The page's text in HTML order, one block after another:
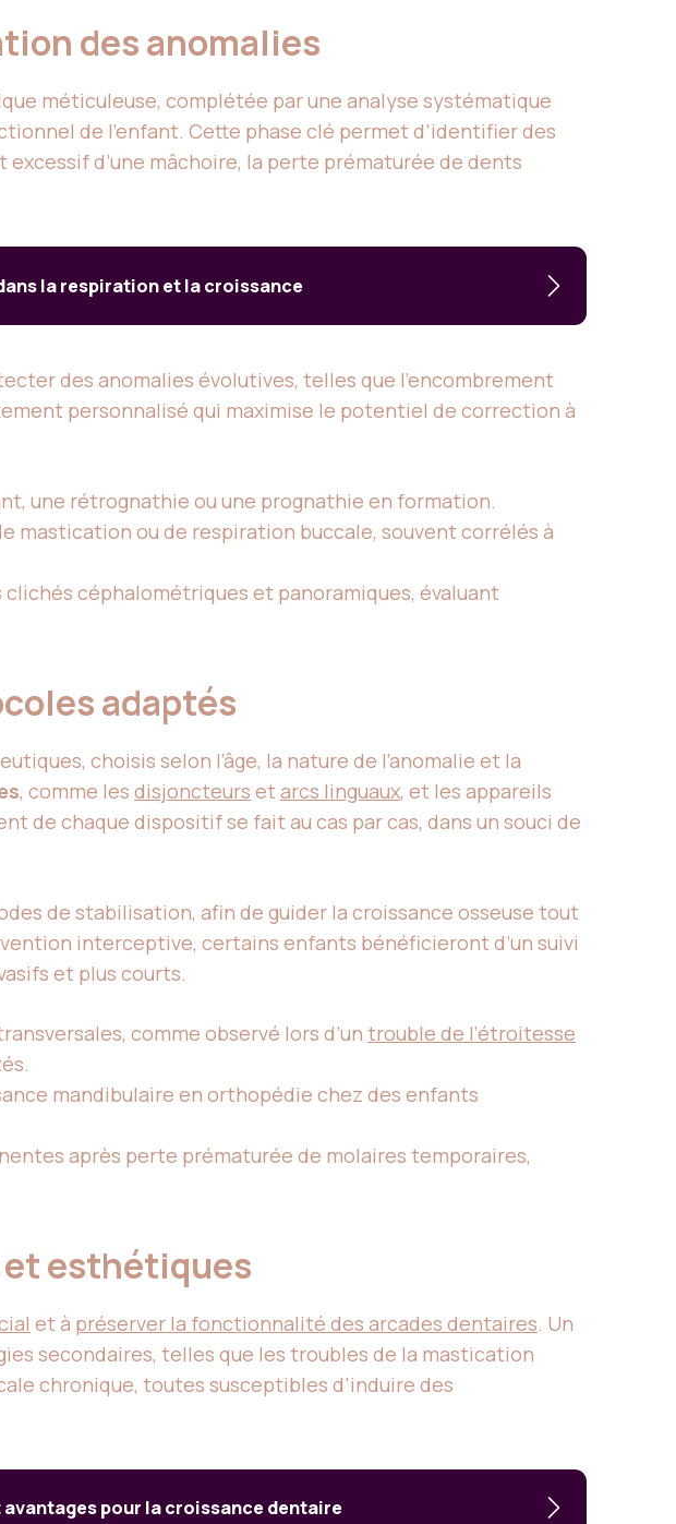
des anomalies
méticuleuse, complétée par une analyse systématique
de l’enfant. Cette phase clé permet d’identifier des
excessif d’une mâchoire, la perte prématurée de dents
la respiration et la croissance
des anomalies évolutives, telles que l’encombrement
personnalisé qui maximise le potentiel de correction à
une rétrognathie ou une prognathie en formation.
mastication ou de respiration buccale, souvent corrélés à
céphalométriques et panoramiques, évaluant
adaptés
choisis selon l’âge, la nature de l’anomalie et la
, comme les disjoncteurs etarcs linguaux, et les appareils
de chaque dispositif se fait au cas par cas, dans un souci de
de stabilisation, afin de guider la croissance osseuse tout
interceptive, certains enfants bénéficieront d’un suivi
et plus courts.
comme observé lors d’un trouble de l’étroitesse
mandibulaire en orthopédie chez des enfants
après perte prématurée de molaires temporaires,
esthétiques
et à préserver la fonctionnalité des arcades dentaires. Un
secondaires, telles que les troubles de la mastication
chronique, toutes susceptibles d’induire des
pour la croissance dentaire